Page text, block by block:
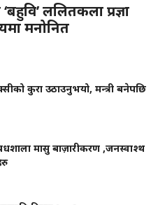
ललितकला प्रज्ञा
मनोनित
कुरा उठाउनुभयो, मन्त्री बनेपछि
मासु बाज़ारीकरण ,जनस्वाश्थ